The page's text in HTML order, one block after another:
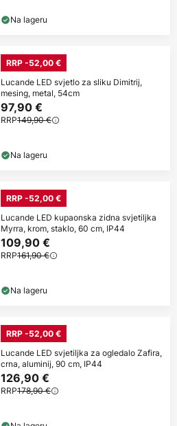
Na lageru
RRP -52,00 €
Lucande LED svjetlo za sliku Dimitrij,
mesing, metal, 54cm
97,90 €
RRP149,90 €
Na lageru
RRP -52,00 €
Lucande LED kupaonska zidna svjetiljka
Myrra, krom, staklo, 60 cm, IP44
109,90 €
RRP161,90 €
Na lageru
RRP -52,00 €
Lucande LED svjetiljka za ogledalo Zafira,
crna, aluminij, 90 cm, IP44
126,90 €
RRP178,90 €